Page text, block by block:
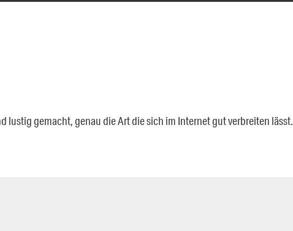
lustig gemacht, genau die Art die sich im Internet gut verbreiten lässt.